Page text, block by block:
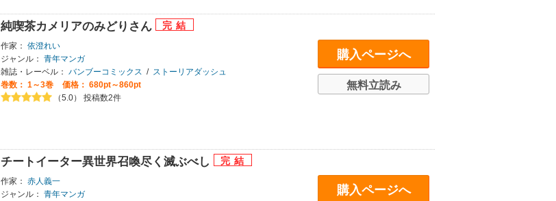
純喫茶カメリアのみどりさん
作家： 依澄れい
ジャンル： 青年マンガ
雑誌・レーベル： バンブーコミックス /
ストーリアダッシュ
巻数： 1～3巻
価格： 680pt～860pt
（5.0） 投稿数2件
購入ページへ
無料立読み
チートイーター異世界召喚尽く滅ぶべし
作家： 赤人義一
ジャンル： 青年マンガ
購入ページへ